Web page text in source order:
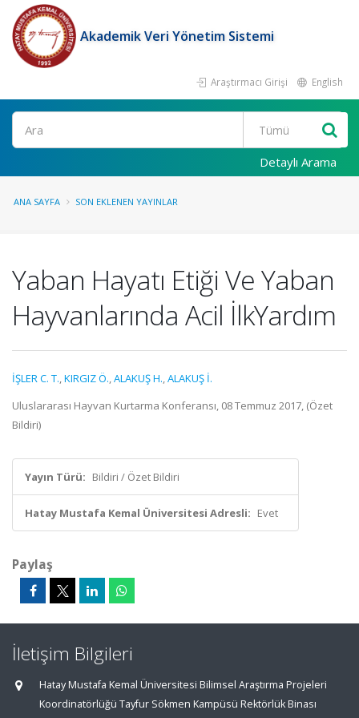
Akademik Veri Yönetim Sistemi
Araştırmacı Girişi English
Ara
Detaylı Arama
ANA SAYFA SON EKLENEN YAYINLAR
Yaban Hayatı Etiği Ve Yaban
Hayvanlarında Acil İlkYardım
İŞLER C. T.,KIRGIZ Ö.,ALAKUŞ H.,ALAKUŞ İ.
Uluslararası Hayvan Kurtarma Konferansı, 08 Temmuz 2017, (Özet
Bildiri)
Yayın Türü: Bildiri / Özet Bildiri
Hatay Mustafa Kemal Üniversitesi Adresli: Evet
Paylaş
İletişim Bilgileri
Hatay Mustafa Kemal Üniversitesi Bilimsel Araştırma Projeleri
Koordinatörlüğü Tayfur Sökmen Kampüsü Rektörlük Binası